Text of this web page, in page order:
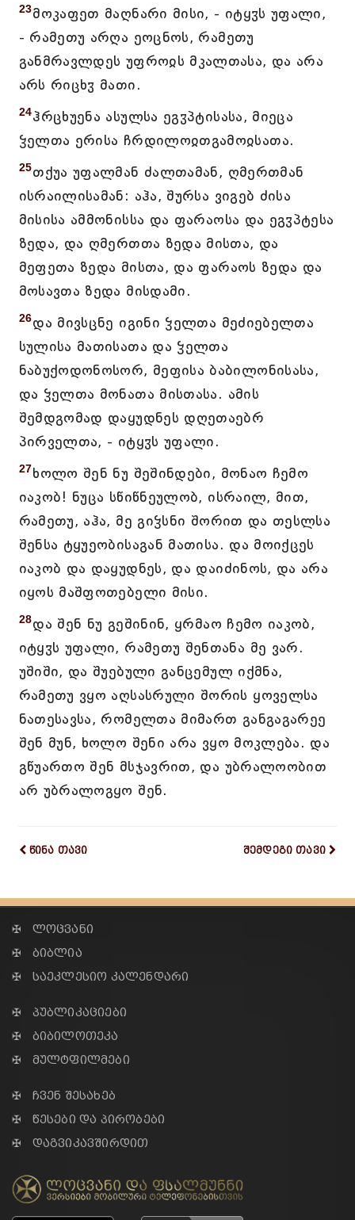
23მოკაფეთ მაღნარი მისი, - იტყჳს უფალი,
- რამეთუ არღა ეოცნოს, რამეთუ
განმრავლდეს უფროჲს მკალთასა, და არა
არს რიცხჳ მათი.
24ჰრცხუენა ასულსა ეგჳპტისასა, მიეცა
ჴელთა ერისა ჩრდილოჲთგამოჲსათა.
25თქუა უფალმან ძალთამან, ღმერთმან
ისრაილისამან: აჰა, შურსა ვიგებ ძისა
მისისა ამმონისსა და ფარაოსა და ეგჳპტესა
ზედა, და ღმერთთა ზედა მისთა, და
მეფეთა ზედა მისთა, და ფარაოს ზედა და
მოსავთა ზედა მისდამი.
26და მივსცნე იგინი ჴელთა მეძიებელთა
სულისა მათისათა და ჴელთა
ნაბუქოდონოსორ, მეფისა ბაბილონისასა,
და ჴელთა მონათა მისთასა. ამის
შემდგომად დაყუდნეს დღეთაებრ
პირველთა, - იტყჳს უფალი.
27ხოლო შენ ნუ შეშინდები, მონაო ჩემო
იაკობ! ნუცა სწიწნეულობ, ისრაილ, მით,
რამეთუ, აჰა, მე გიჴსნი შორით და თესლსა
შენსა ტყუეობისაგან მათისა. და მოიქცეს
იაკობ და დაყუდნეს, და დაიძინოს, და არა
იყოს მაშფოთებელი მისი.
28და შენ ნუ გეშინინ, ყრმაო ჩემო იაკობ,
იტყჳს უფალი, რამეთუ შენთანა მე ვარ.
უშიში, და შუებული განცემულ იქმნა,
რამეთუ ვყო აღსასრული შორის ყოველსა
ნათესავსა, რომელთა მიმართ განგაგარეე
შენ მუნ, ხოლო შენი არა ვყო მოკლება. და
გწუართო შენ მსჯავრით, და უბრალოობით
არ უბრალოგყო შენ.
წინა თავი შემდეგი თავი
✠ ლოცვანი
✠ ბიბლია
✠ საეკლესიო კალენდარი
✠ პუბლიკაციები
✠ ბიბილოთეკა
✠ მულტფილმები
✠ ჩვენ შესახებ
✠ წესები და პირობები
✠ დაგვიკავშირდით